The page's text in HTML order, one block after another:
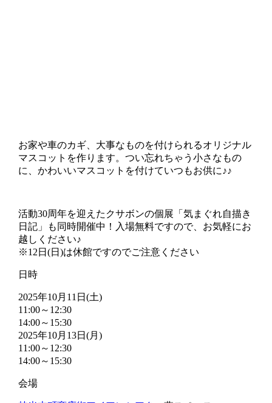
お家や車のカギ、大事なものを付けられるオリジナル
マスコットを作ります。つい忘れちゃう小さなもの
に、かわいいマスコットを付けていつもお供に♪♪
活動30周年を迎えたクサボンの個展「気まぐれ自描き
日記」も同時開催中！入場無料ですので、お気軽にお
越しください♪
※12日(日)は休館ですのでご注意ください
日時
2025年10月11日(土)
11:00～12:30
14:00～15:30
2025年10月13日(月)
11:00～12:30
14:00～15:30
会場